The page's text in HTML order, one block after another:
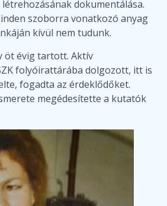
dokumentálása.
szoborra vonatkozó anyag
kívül nem tudunk.
öt évig tartott. Aktív
folyóirattárába dolgozott, itt is
fogadta az érdeklődőket.
megédesítette a kutatók